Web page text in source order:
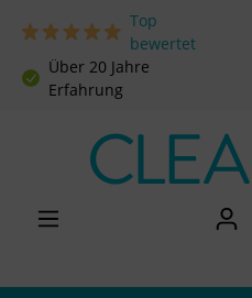
Zum Hauptinhalt springen
Top
bewertet
Über 20 Jahre
Erfahrung